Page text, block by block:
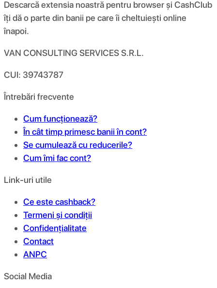
Descarcă extensia noastră pentru browser și CashClub
îți dă o parte din banii pe care îi cheltuiești online
înapoi.
VAN CONSULTING SERVICES S.R.L.
CUI: 39743787
Întrebări frecvente
Cum funcționează?
În cât timp primesc banii în cont?
Se cumulează cu reducerile?
Cum îmi fac cont?
Link-uri utile
Ce este cashback?
Termeni și condiții
Confidențialitate
Contact
ANPC
Social Media